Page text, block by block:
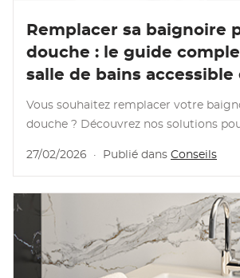
Remplacer sa baignoire
douche : le guide
salle de bains accessible
Vous souhaitez remplacer votre
douche ? Découvrez nos solutions
27/02/2026
· Publié dans Conseils